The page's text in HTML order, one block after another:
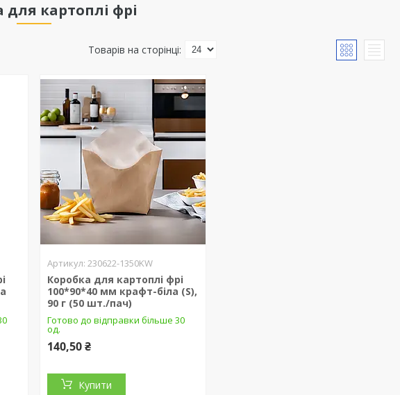
для картоплі фрі
230622-1350KW
Коробка для картоплі фрі
100*90*40 мм крафт-біла (S),
90 г (50 шт./пач)
Готово до відправки більше 30
од.
140,50 ₴
Купити